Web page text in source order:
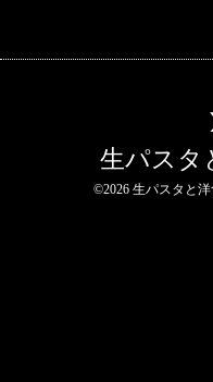
生パスタ
©2026 生パスタと